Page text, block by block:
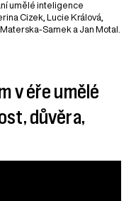
umělé inteligence
Cizek, Lucie Králová,
Samek a Jan Motal.
v éře umělé
důvěra,